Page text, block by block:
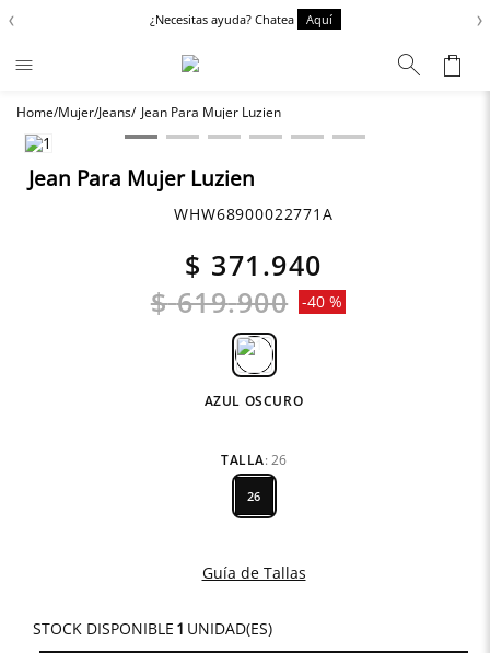
‹ ¿Necesitas ayuda? Chatea Aquí ›
Mujer Jeans Jean Para Mujer Luzien
Jean Para Mujer Luzien
WHW68900022771A
$ 371 .940
$ 619.900 -40 %
AZUL OSCURO
TALLA: 26
26
Guía de Tallas
STOCK DISPONIBLE 1 UNIDAD(ES)
Términos más buscados
1.
2.